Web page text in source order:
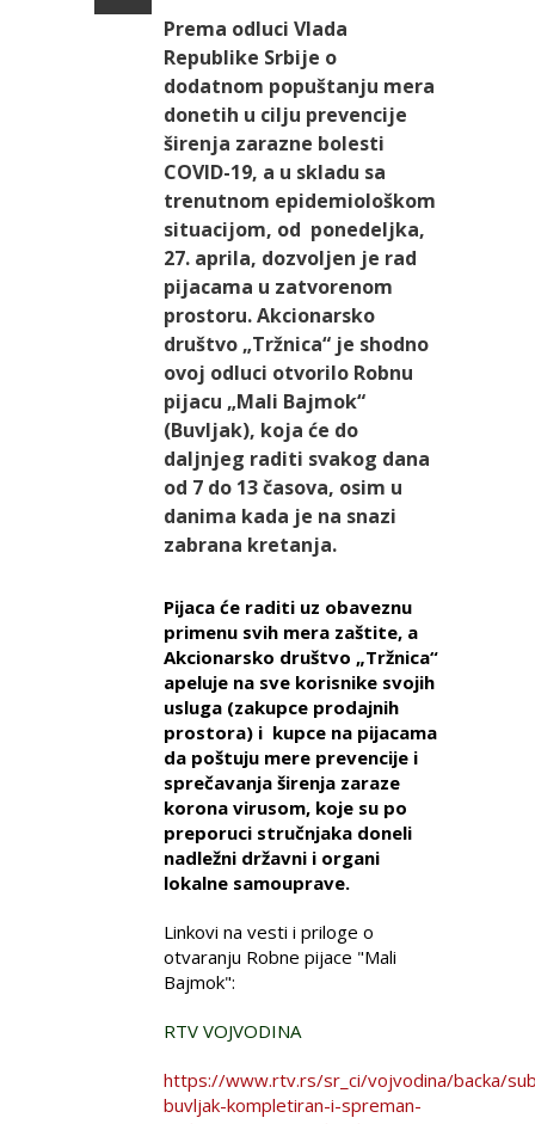
Prema odluci Vlada
Republike Srbije o
dodatnom popuštanju mera
donetih u cilju prevencije
širenja zarazne bolesti
COVID-19, a u skladu sa
trenutnom epidemiološkom
situacijom, od ponedeljka,
27. aprila, dozvoljen je rad
pijacama u zatvorenom
prostoru. Akcionarsko
društvo „Tržnica“ je shodno
ovoj odluci otvorilo Robnu
pijacu „Mali Bajmok“
(Buvljak), koja će do
daljnjeg raditi svakog dana
od 7 do 13 časova, osim u
danima kada je na snazi
zabrana kretanja.
Pijaca će raditi uz obaveznu
primenu svih mera zaštite, a
Akcionarsko društvo „Tržnica“
apeluje na sve korisnike svojih
usluga (zakupce prodajnih
prostora) i kupce na pijacama
da poštuju mere prevencije i
sprečavanja širenja zaraze
korona virusom, koje su po
preporuci stručnjaka doneli
nadležni državni i organi
lokalne samouprave.
Linkovi na vesti i priloge o
otvaranju Robne pijace "Mali
Bajmok":
RTV VOJVODINA
https://www.rtv.rs/sr_ci/vojvodina/backa/
buvljak-kompletiran-i-spreman-